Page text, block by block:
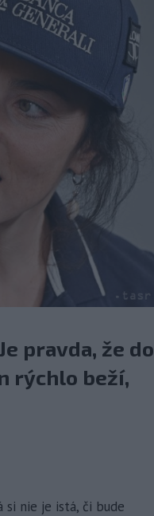
pravda, že do
rýchlo beží,
si nie je istá, či bude